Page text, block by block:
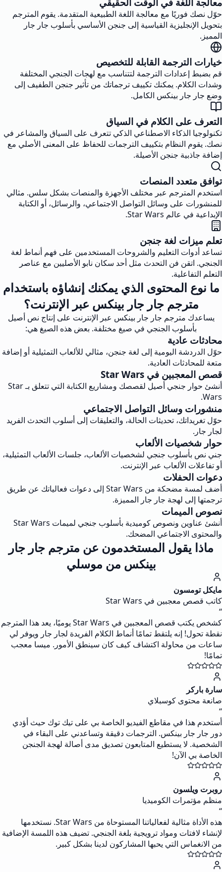
حوّل نصك فوريًا مع معالجة اللغة الطبيعية المتقدمة. يقوم المترجم
بتحويل الإنجليزية القياسية إلى جنجن الأساسي بأسلوب جار جار
المميز.
خيارات الترجمة القابلة للتخصيص
قم بضبط إعدادات الترجمة لتتناسب مع لهجات الجنجي المختلفة
وشدات الكلام. يمكنك تكييف ترجماتك من تأثير جنجن الطفيف إلى
وضع جار جار بينكس الكامل.
التعرف على الكلام في السياق
تكنولوجيا الذكاء الاصطناعي الذكي تتعرف على السياق والمشاعر في
نصك. يقوم النظام بتكييف الترجمات للحفاظ على المعنى الأصلي مع
إضافة جاذبية جنجن الأصيلة.
توافق متعدد المنصات
استخدم المترجم عبر مختلف الأجهزة والمنصات بشكل سلس. مثالي
للمنشورات على وسائل التواصل الاجتماعي، والرسائل، أو الكتابة
الإبداعية في عالم Star Wars.
تعلم ميزات لغة جنجن
تساعد أدوات التعليم والشروحات المستخدمين على فهم أنماط لغة
الجنجي. اتقن فن التحدث مثل أحد سكان نابو الأصليين مع عناصر
التعلم التفاعلية.
ما نوع المحتوى الذي يمكنك إنشاؤه باستخدام
مترجم جار جار بينكس عبر الإنترنت؟
يساعدك مترجم جار جار بينكس عبر الإنترنت على إنتاج نص أصيل
بأسلوب الجنجي في صيغ مختلفة. بعض هذه الصيغ هي:
محادثات عادية
حوّل الدردشة اليومية إلى لغة جنجن، مثالي للألعاب التمثيلية أو إضافة
متعة للمحادثات العادية.
قصص المعجبين في Star Wars
أنشئ حوار جنجي أصيل لقصصك ومشاريع الكتابة التي تتعلق بـ Star
Wars.
منشورات وسائل التواصل الاجتماعي
حوّل تغريداتك، تحديثات الحالة، والتعليقات إلى أسلوب التحدث الفريد
لجار جار.
حوار شخصيات الألعاب
جني نص بأسلوب جنجي لشخصيات الألعاب، جلسات الألعاب التمثيلية،
أو تفاعلات الألعاب عبر الإنترنت.
دعوات الحفلات
أضف لمسة مضحكة من Star Wars إلى دعوات فعالياتك عن طريق
ترجمتها إلى لهجة جار جار المميزة.
نصوص الميمات
أنشئ عناوين ونصوص كوميدية بأسلوب جنجي لميمات Star Wars
والمحتوى الاجتماعي المضحك.
ماذا يقول المستخدمون عن مترجم جار جار
بينكس من موسلي
مايكل تومسون
كاتب قصص معجبين في Star Wars
“
كشخص يكتب قصص المعجبين في Star Wars يوميًا، يعد هذا المترجم
نقطة تحول! إنه يلتقط تمامًا أنماط الكلام الفريدة لجار جار ويوفر لي
ساعات من محاولة اكتشاف كيف كان سينطق الأمور. ميسا معجب
تمامًا!
سارة باركر
صانعة محتوى كوسبلاي
“
أستخدم هذا في مقاطع الفيديو الخاصة بي على تيك توك حيث أؤدي
دور جار جار بينكس. الترجمات دقيقة وتساعدني على البقاء في
الشخصية. لا يستطيع المتابعون تصديق مدى أصالة لهجة الجنجن
الخاصة بي الآن!
روبرت ويلسون
منظم مؤتمرات الكوميديا
“
هذه الأداة مثالية لفعالياتنا المستوحاة من Star Wars. نستخدمها
لإنشاء لافتات ومواد ترويجية بلغة الجنجي. تضيف هذه اللمسة الإضافية
من الانغماس التي يحبها المشاركون لدينا بشكل كبير.